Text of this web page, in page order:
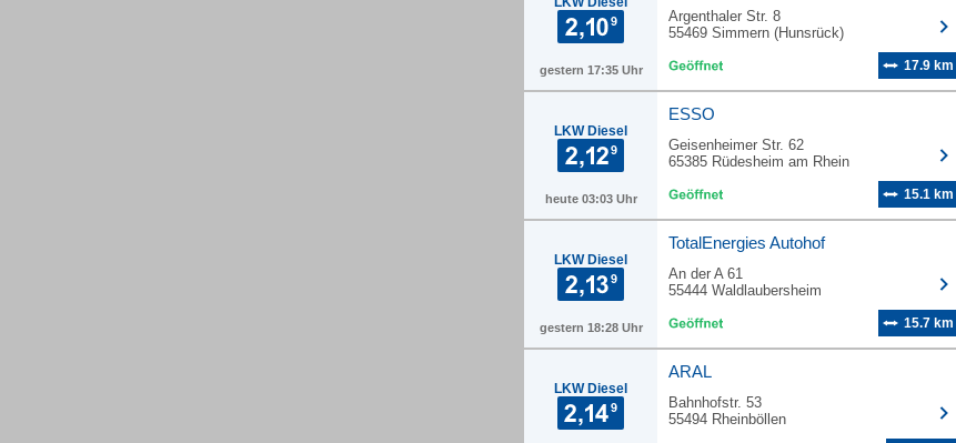
gestern 17:35 Uhr
Argenthaler Str. 8
55469 Simmern (Hunsrück)
17.9 km
LKW Diesel
heute 03:03 Uhr
ESSO
Geisenheimer Str. 62
65385 Rüdesheim am Rhein
15.1 km
LKW Diesel
gestern 18:28 Uhr
TotalEnergies Autohof
An der A 61
55444 Waldlaubersheim
15.7 km
LKW Diesel
ARAL
Bahnhofstr. 53
55494 Rheinböllen